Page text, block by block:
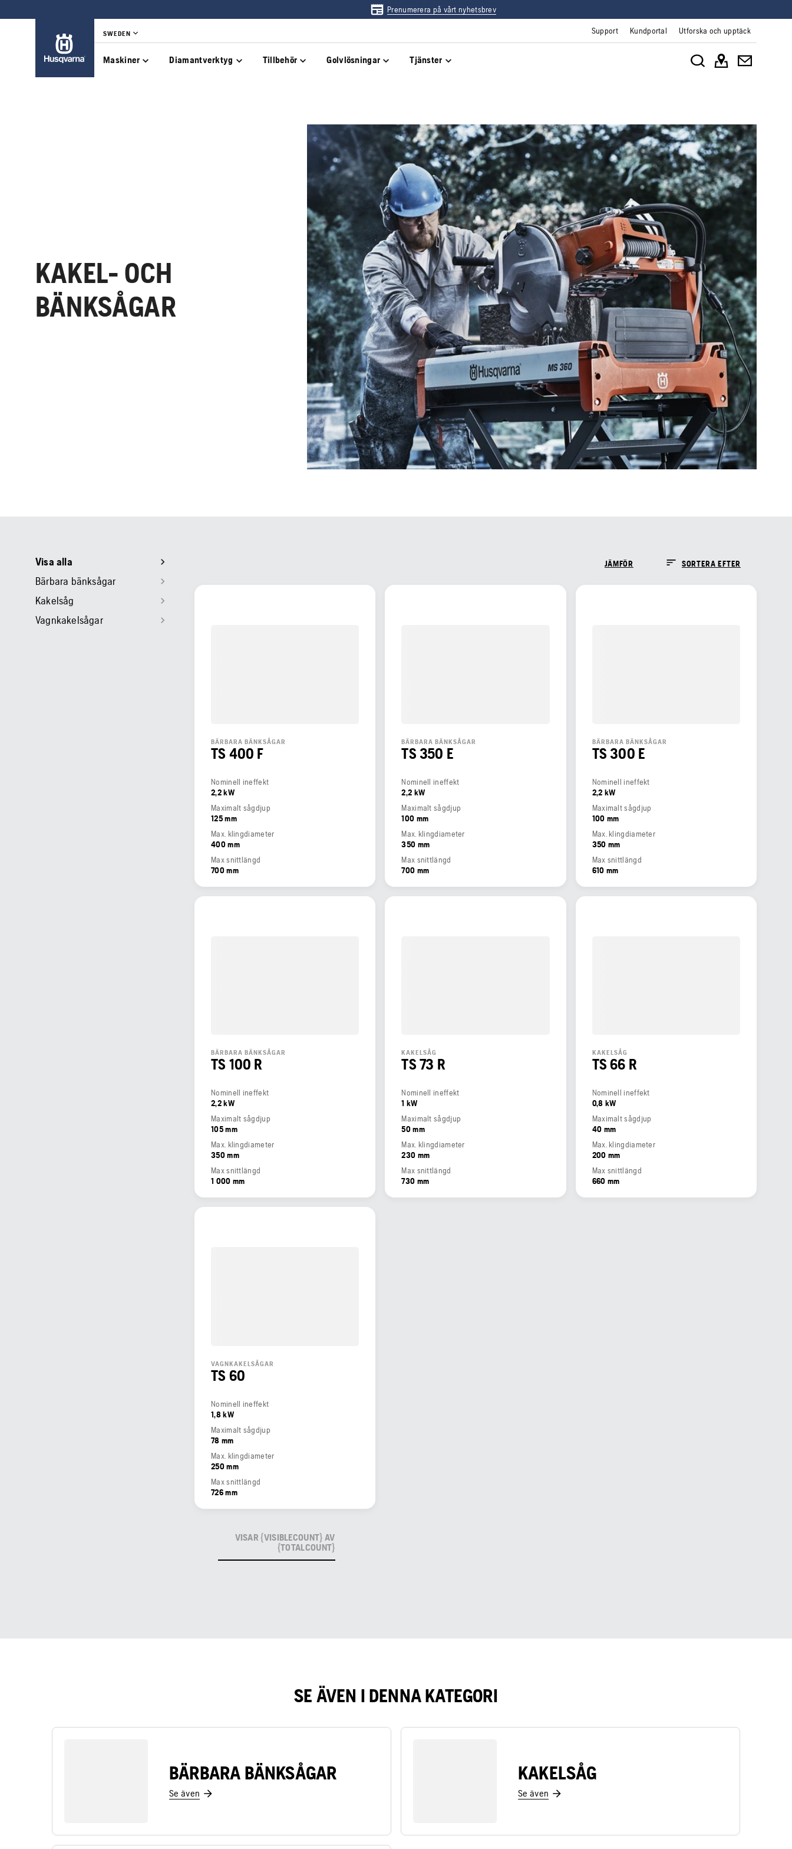
Prenumerera på vårt nyhetsbrev
SWEDEN Support Kundportal Utforska och upptäck
Maskiner Diamantverktyg Tillbehör Golvlösningar Tjänster
KAKEL- OCH
BÄNKSÅGAR
Visa alla
Bärbara bänksågar
Kakelsåg
Vagnkakelsågar
JÄMFÖR SORTERA EFTER
BÄRBARA BÄNKSÅGAR
TS 400 F
Nominell ineffekt
2,2 kW
Maximalt sågdjup
125 mm
Max. klingdiameter
400 mm
Max snittlängd
700 mm
BÄRBARA BÄNKSÅGAR
TS 350 E
Nominell ineffekt
2,2 kW
Maximalt sågdjup
100 mm
Max. klingdiameter
350 mm
Max snittlängd
700 mm
BÄRBARA BÄNKSÅGAR
TS 300 E
Nominell ineffekt
2,2 kW
Maximalt sågdjup
100 mm
Max. klingdiameter
350 mm
Max snittlängd
610 mm
BÄRBARA BÄNKSÅGAR
TS 100 R
Nominell ineffekt
2,2 kW
Maximalt sågdjup
105 mm
Max. klingdiameter
350 mm
Max snittlängd
1 000 mm
KAKELSÅG
TS 73 R
Nominell ineffekt
1 kW
Maximalt sågdjup
50 mm
Max. klingdiameter
230 mm
Max snittlängd
730 mm
KAKELSÅG
TS 66 R
Nominell ineffekt
0,8 kW
Maximalt sågdjup
40 mm
Max. klingdiameter
200 mm
Max snittlängd
660 mm
VAGNKAKELSÅGAR
TS 60
Nominell ineffekt
1,8 kW
Maximalt sågdjup
78 mm
Max. klingdiameter
250 mm
Max snittlängd
726 mm
VISAR {VISIBLECOUNT} AV
{TOTALCOUNT}
SE ÄVEN I DENNA KATEGORI
BÄRBARA BÄNKSÅGAR
Se även
KAKELSÅG
Se även